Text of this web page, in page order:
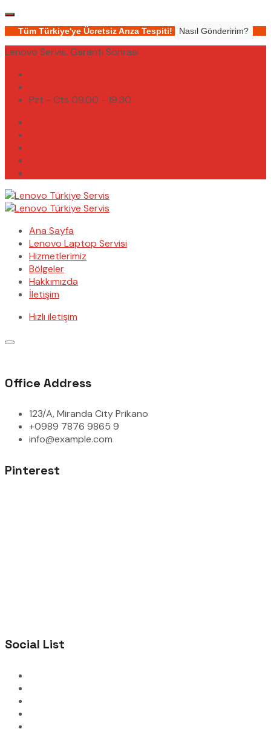
Tüm Türkiye'ye Ücretsiz Arıza Tespiti! Nasıl Gönderirim?
Lenovo Servis, Garanti Sonrası
Pzt - Cts 09.00 - 19.30
Ana Sayfa
Lenovo Laptop Servisi
Hizmetlerimiz
Bölgeler
Hakkımızda
İletişim
Hızlı iletişim
Office Address
123/A, Miranda City Prikano
+0989 7876 9865 9
info@example.com
Pinterest
Social List